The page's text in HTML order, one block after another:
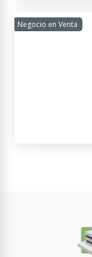
CASA 2
Negocio en Venta
USD